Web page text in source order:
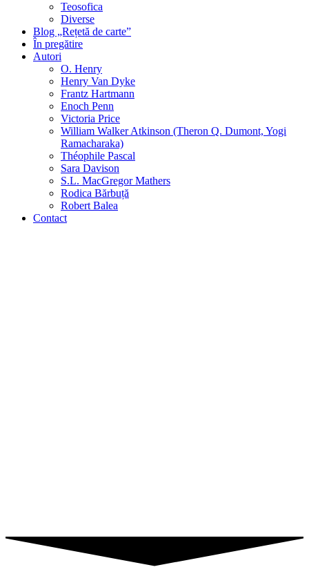
Teosofica
Diverse
Blog „Rețetă de carte”
În pregătire
Autori
O. Henry
Henry Van Dyke
Frantz Hartmann
Enoch Penn
Victoria Price
William Walker Atkinson (Theron Q. Dumont, Yogi
Ramacharaka)
Théophile Pascal
Sara Davison
S.L. MacGregor Mathers
Rodica Bărbuță
Robert Balea
Contact